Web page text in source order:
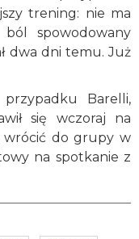
trening: nie ma
spowodowany
dwa dni temu. Już
Barelli,
się wczoraj na
wrócić do grupy w
na spotkanie z